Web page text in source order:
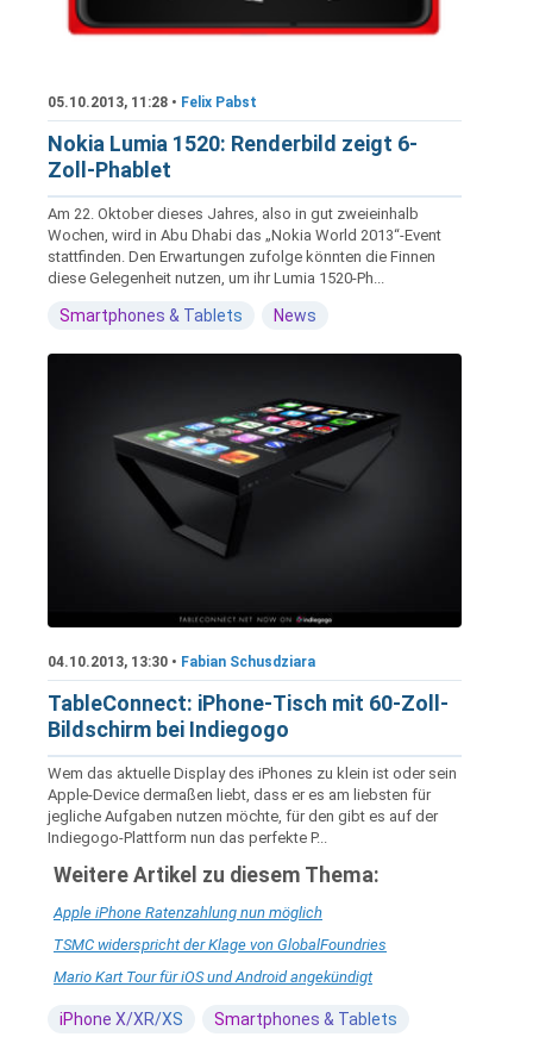
05.10.2013, 11:28 • Felix Pabst
Nokia Lumia 1520: Renderbild zeigt 6-
Zoll-Phablet
Am 22. Oktober dieses Jahres, also in gut zweieinhalb
Wochen, wird in Abu Dhabi das „Nokia World 2013“-Event
stattfinden. Den Erwartungen zufolge könnten die Finnen
diese Gelegenheit nutzen, um ihr Lumia 1520-Ph...
Smartphones & Tablets News
04.10.2013, 13:30 • Fabian Schusdziara
TableConnect: iPhone-Tisch mit 60-Zoll-
Bildschirm bei Indiegogo
Wem das aktuelle Display des iPhones zu klein ist oder sein
Apple-Device dermaßen liebt, dass er es am liebsten für
jegliche Aufgaben nutzen möchte, für den gibt es auf der
Indiegogo-Plattform nun das perfekte P...
Weitere Artikel zu diesem Thema:
Apple iPhone Ratenzahlung nun möglich
TSMC widerspricht der Klage von GlobalFoundries
Mario Kart Tour für iOS und Android angekündigt
iPhone X/XR/XS Smartphones & Tablets